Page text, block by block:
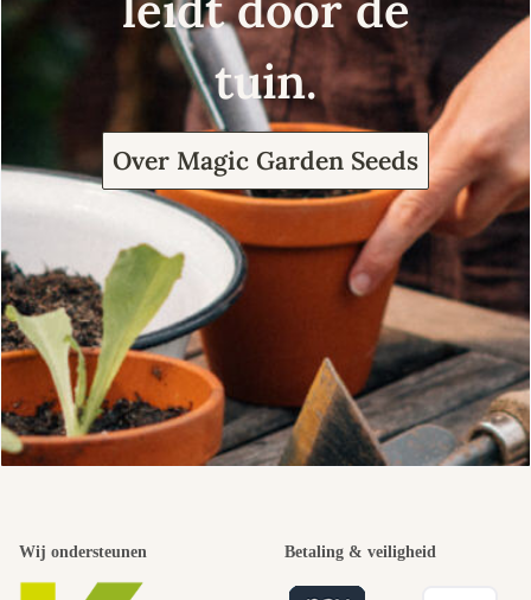
tuin.
Over Magic Garden Seeds
Wij ondersteunen Betaling & veiligheid